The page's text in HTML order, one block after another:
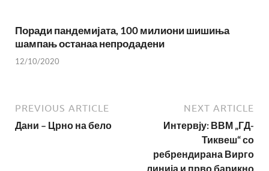
Поради пандемијата, 100 милиони шишиња
шампањ останаа непродадени
12/10/2020
PREVIOUS ARTICLE
Дани – Црно на бело
NEXT ARTICLE
Интервју: ВВМ „ГД-
Тиквеш“ со
ребрендирана Вирго
линија и прво барикно